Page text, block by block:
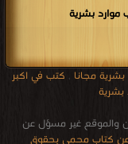
بشرية
مجانا , كتب في اكبر
والموقع غير مسؤل عن
عن كتاب محمي بحقوق